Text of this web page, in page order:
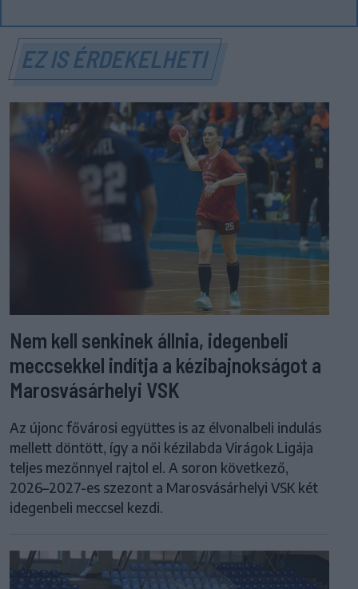
EZ IS ÉRDEKELHETI
Nem kell senkinek állnia, idegenbeli
meccsekkel indítja a kézibajnokságot a
Marosvásárhelyi VSK
Az újonc fővárosi együttes is az élvonalbeli indulás
mellett döntött, így a női kézilabda Virágok Ligája
teljes mezőnnyel rajtol el. A soron következő,
2026–2027-es szezont a Marosvásárhelyi VSK két
idegenbeli meccsel kezdi.